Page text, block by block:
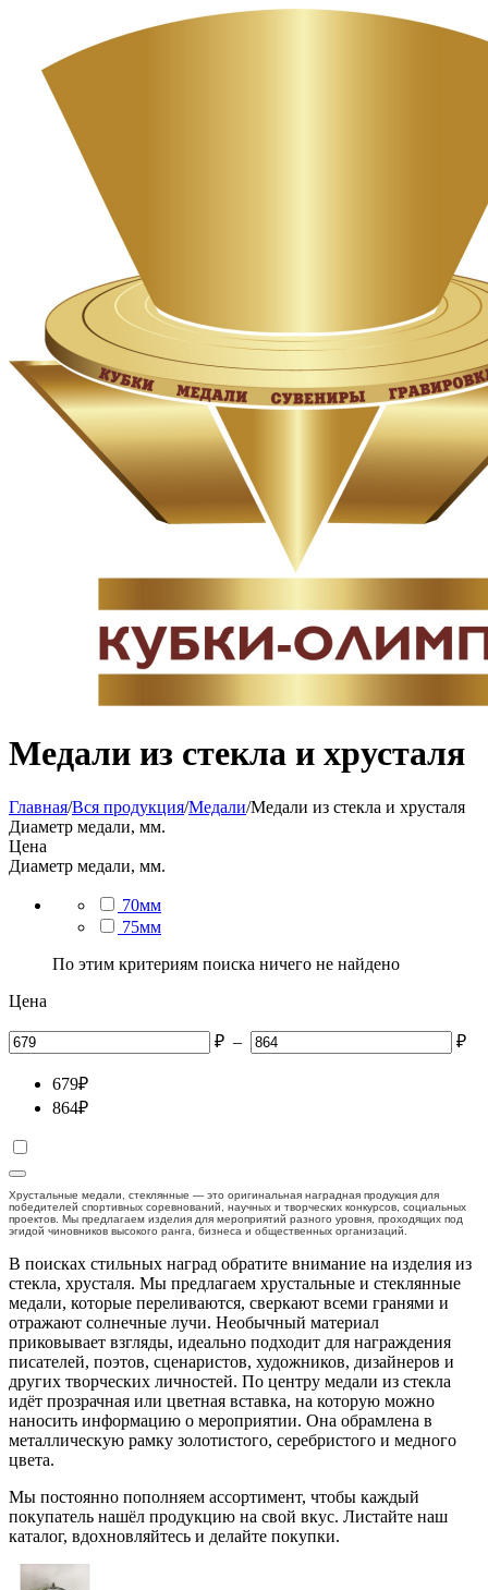
Медали из стекла и хрусталя
Главная/Вся продукция/Медали/Медали из стекла и хрусталя
Диаметр медали, мм.
Цена
Диаметр медали, мм.
70мм
75мм
По этим критериям поиска ничего не найдено
Цена
₽ – ₽
679₽
864₽
Хрустальные медали, стеклянные — это оригинальная наградная продукция для
победителей спортивных соревнований, научных и творческих конкурсов, социальных
проектов. Мы предлагаем изделия для мероприятий разного уровня, проходящих под
эгидой чиновников высокого ранга, бизнеса и общественных организаций.
В поисках стильных наград обратите внимание на изделия из
стекла, хрусталя. Мы предлагаем хрустальные и стеклянные
медали, которые переливаются, сверкают всеми гранями и
отражают солнечные лучи. Необычный материал
приковывает взгляды, идеально подходит для награждения
писателей, поэтов, сценаристов, художников, дизайнеров и
других творческих личностей. По центру медали из стекла
идёт прозрачная или цветная вставка, на которую можно
наносить информацию о мероприятии. Она обрамлена в
металлическую рамку золотистого, серебристого и медного
цвета.
Мы постоянно пополняем ассортимент, чтобы каждый
покупатель нашёл продукцию на свой вкус. Листайте наш
каталог, вдохновляйтесь и делайте покупки.